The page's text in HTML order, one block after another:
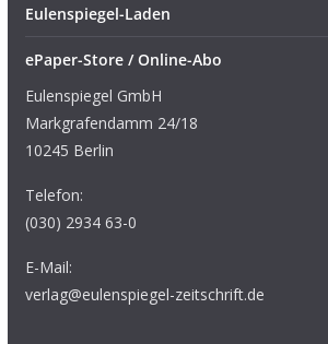
Eulenspiegel-Laden
ePaper-Store / Online-Abo
Eulenspiegel GmbH
Markgrafendamm 24/18
10245 Berlin
Telefon:
(030) 2934 63-0
E-Mail:
verlag@eulenspiegel-zeitschrift.de